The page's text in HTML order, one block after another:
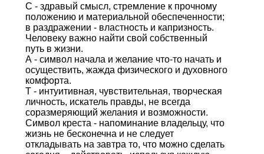
С - здравый смысл, стремление к прочному
положению и материальной обеспеченности;
в раздражении - властность и капризность.
Человеку важно найти свой собственный
путь в жизни.
А - символ начала и желание что-то начать и
осуществить, жажда физического и духовного
комфорта.
Т - интуитивная, чувствительная, творческая
личность, искатель правды, не всегда
соразмеряющий желания и возможности.
Символ креста - напоминание владельцу, что
жизнь не бесконечна и не следует
откладывать на завтра то, что можно сделать